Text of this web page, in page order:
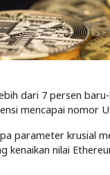
dari 7 persen
mencapai nomor
parameter krusial
kenaikan nilai